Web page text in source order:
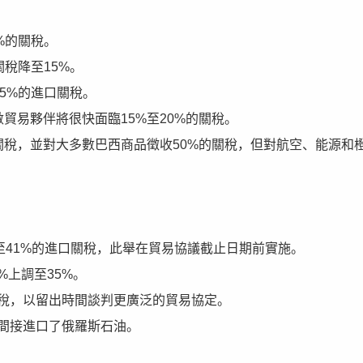
關稅。
降至15%。
的進口關稅。
易夥伴將很快面臨15%至20%的關稅。
，並對大多數巴西商品徵收50%的關稅，但對航空、能源和
的進口關稅，此舉在貿易協議截止日期前實施。
調至35%。
以留出時間談判更廣泛的貿易協定。
進口了俄羅斯石油。